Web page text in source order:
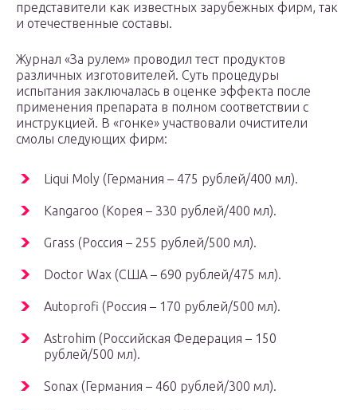
представители как известных зарубежных фирм, так
и отечественные составы.
Журнал «За рулем» проводил тест продуктов
различных изготовителей. Суть процедуры
испытания заключалась в оценке эффекта после
применения препарата в полном соответствии с
инструкцией. В «гонке» участвовали очистители
смолы следующих фирм:
Liqui Moly (Германия – 475 рублей/400 мл).
Kangaroo (Корея – 330 рублей/400 мл).
Grass (Россия – 255 рублей/500 мл).
Doctor Wax (США – 690 рублей/475 мл).
Autoprofi (Россия – 170 рублей/500 мл).
Astrohim (Российская Федерация – 150
рублей/500 мл).
Sonax (Германия – 460 рублей/300 мл).